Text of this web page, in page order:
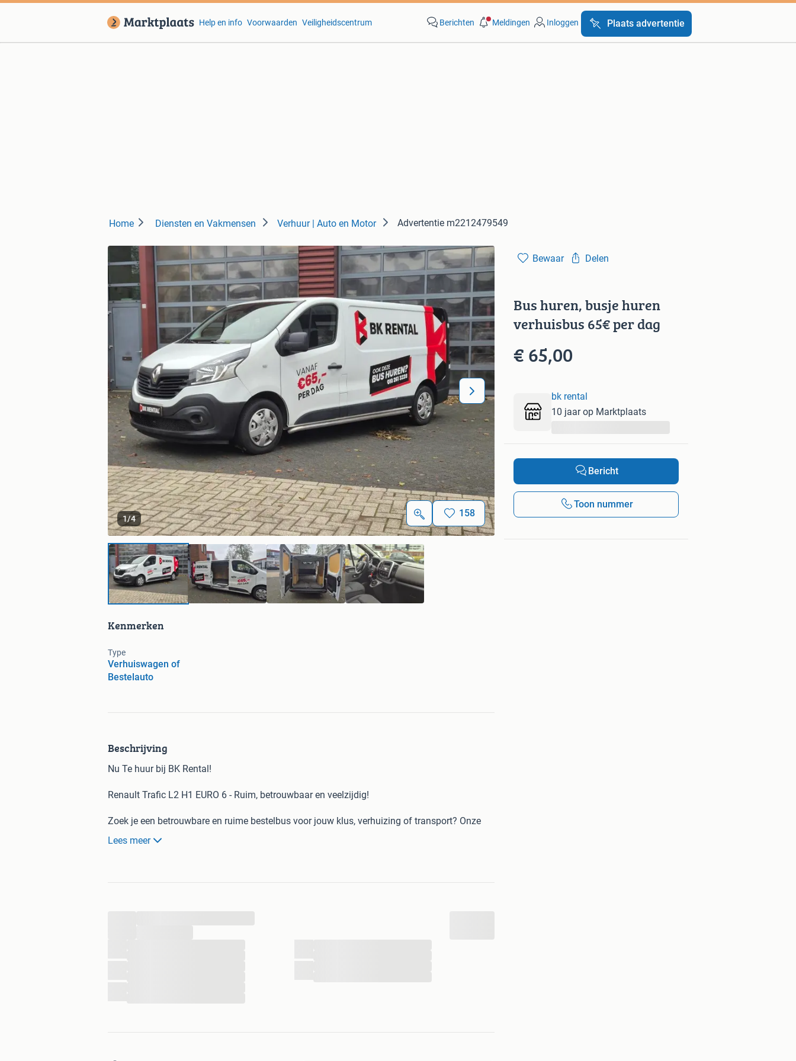
Help en info Voorwaarden Veiligheidscentrum Berichten Meldingen Inloggen Plaats advertentie
Home Diensten en Vakmensen Verhuur | Auto en Motor Advertentie m2212479549
1/4 158
Kenmerken
Type
Verhuiswagen of
Bestelauto
Beschrijving
Nu Te huur bij BK Rental!
Renault Trafic L2 H1 EURO 6 - Ruim, betrouwbaar en veelzijdig!
Zoek je een betrouwbare en ruime bestelbus voor jouw klus, verhuizing of transport? Onze
Renault Trafic L2 H1 is de perfecte keuze!
Lees meer
Bewaar Delen
Bus huren, busje huren
verhuisbus 65€ per dag
€ 65,00
bk rental
10 jaar op Marktplaats
Bericht
Toon nummer